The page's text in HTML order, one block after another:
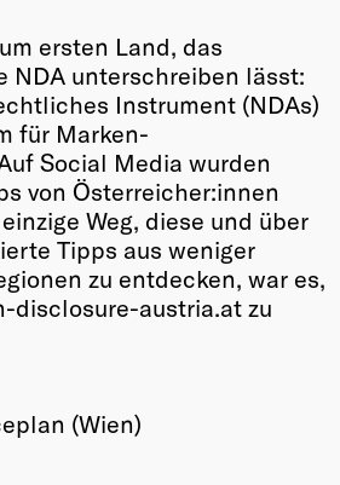
ersten Land, das
NDA unterschreiben lässt:
Instrument (NDAs)
für Marken-
Social Media wurden
von Österreicher:innen
Weg, diese und über
Tipps aus weniger
zu entdecken, war es,
disclosure-austria.at zu
(Wien)